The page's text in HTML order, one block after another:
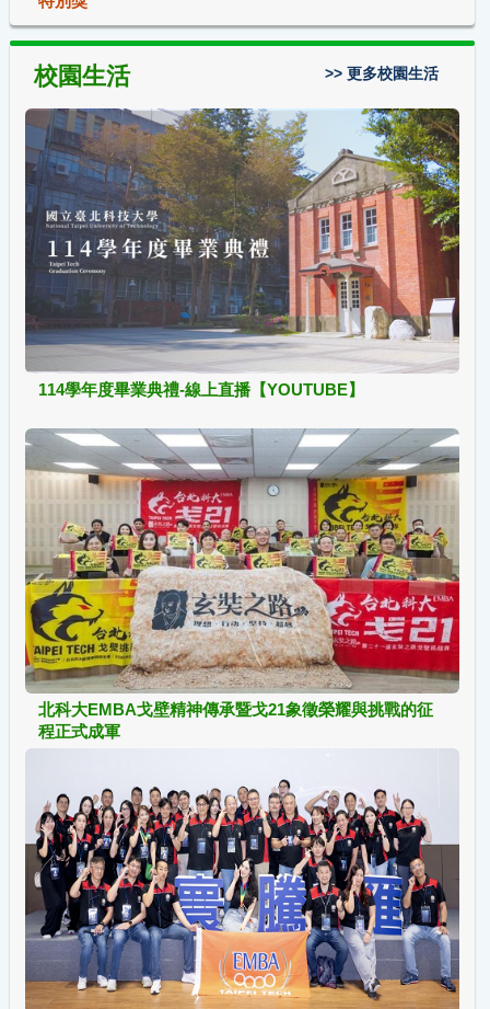
校園生活
114學年度畢業典禮-線上直播【YOUTUBE】
北科大EMBA戈壁精神傳承暨戈21象徵榮耀與挑戰的征
程正式成軍
>> 更多校園生活